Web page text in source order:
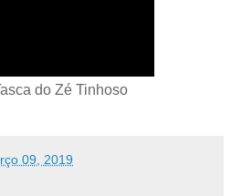
do Zé Tinhoso
09, 2019